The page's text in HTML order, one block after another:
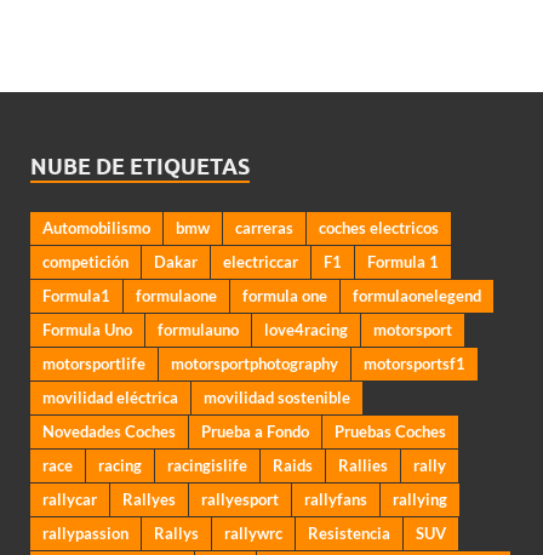
NUBE DE ETIQUETAS
Automobilismo bmw carreras
coches electricos
competición
Dakar electriccar F1
Formula 1
Formula1
formulaone formula one
formulaonelegend
Formula Uno
formulauno love4racing
motorsport
motorsportlife
motorsportphotography
motorsportsf1
movilidad eléctrica
movilidad sostenible
Novedades Coches
Prueba a Fondo
Pruebas Coches
race
racing racingislife Raids Rallies
rally
rallycar
Rallyes rallyesport rallyfans
rallying
rallypassion
Rallys rallywrc Resistencia
SUV